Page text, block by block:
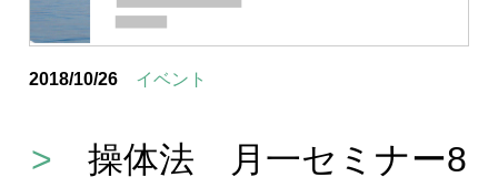
2018/10/26 イベント
>
操体法 月一セミナー8